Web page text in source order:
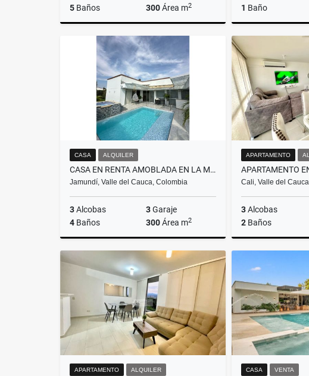
5 Baños 300Área m2
$2.400.000.000
1 Baño
CASA ALQUILER
CASA EN RENTA AMOBLADA EN LA MORADA - JAMUNDI
Jamundí, Valle del Cauca, Colombia
3Alcobas 3Garaje
4 Baños 300Área m2
Alquiler
$9.500.000
APARTAMENTO
Cali, Valle del
3Alcobas
2 Baños
APARTAMENTO ALQUILER CASA VENTA